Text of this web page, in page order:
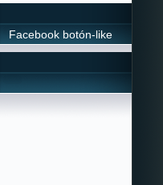
Facebook botón-like